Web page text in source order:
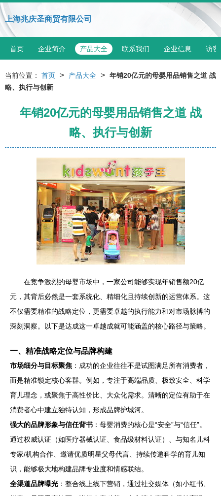
上海兆庆圣商贸有限公司
首页 企业简介 产品大全 联系我们 企业信息 访客
当前位置： 首页 > 产品大全 > 年销20亿元的母婴用品销售之道 战
略、执行与创新
年销20亿元的母婴用品销售之道 战
略、执行与创新
在竞争激烈的母婴市场中，一家公司能够实现年销售额20亿
元，其背后必然是一套系统化、精细化且持续创新的运营体系。这
不仅需要精准的战略定位，更需要卓越的执行能力和对市场脉搏的
深刻洞察。以下是达成这一卓越成就可能涵盖的核心路径与策略。
一、精准战略定位与品牌构建
市场细分与目标聚焦 ：成功的企业往往不是试图满足所有消费者，
而是精准锁定核心客群。例如，专注于高端品质、极致安全、科学
育儿理念，或聚焦于高性价比、大众化需求。清晰的定位有助于在
消费者心中建立独特认知，形成品牌护城河。
强大的品牌形象与信任背书 ：母婴消费的核心是“安全”与“信任”。
通过权威认证（如医疗器械认证、食品级材料认证）、与知名儿科
专家/机构合作、邀请优质明星父母代言、持续传递科学的育儿知
识，能够极大地构建品牌专业度和情感联结。
全渠道品牌曝光 ：整合线上线下营销，通过社交媒体（如小红书、